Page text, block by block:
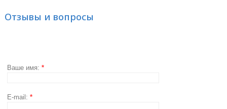
Отзывы и вопросы
Ваше имя: *
E-mail: *